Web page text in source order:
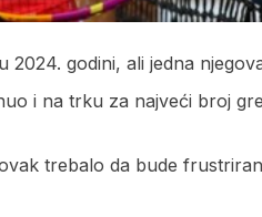
godini, ali jedna
i na trku za najveći broj
trebalo da bude